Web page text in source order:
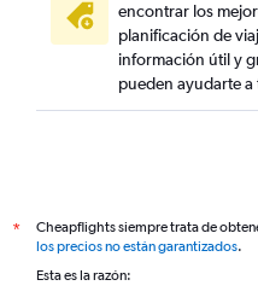
encontrar los
planificación de
información útil y
pueden ayudarte
*
Cheapflights siempre trata de
los precios no están garantizados.
Esta es la razón: